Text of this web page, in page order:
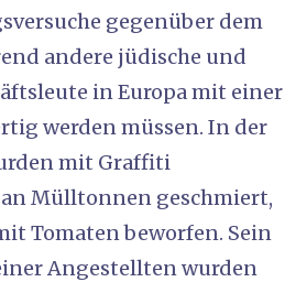
gegenüber dem
andere jüdische und
in Europa mit einer
werden müssen. In der
mit Graffiti
Mülltonnen geschmiert,
Tomaten beworfen. Sein
Angestellten wurden